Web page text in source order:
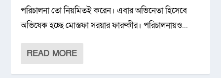
পরিচালনা তো নিয়মিতই করেন। এবার অভিনেতা হিসেবে
অভিষেক হচ্ছে মোস্তফা সরয়ার ফারুকীর। পরিচালনায়ও...
READ MORE